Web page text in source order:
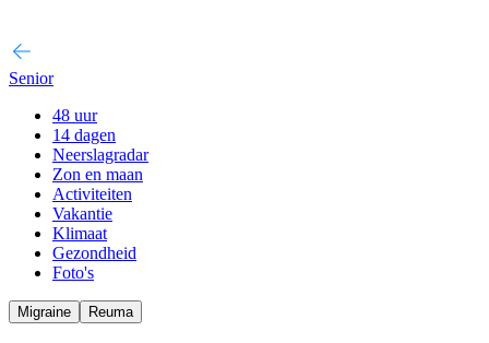
Senior
48 uur
14 dagen
Neerslagradar
Zon en maan
Activiteiten
Vakantie
Klimaat
Gezondheid
Foto's
Migraine Reuma